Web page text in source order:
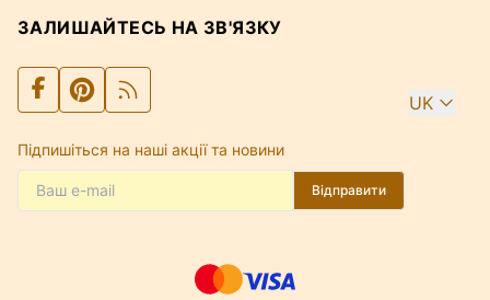
ЗАЛИШАЙТЕСЬ НА ЗВ'ЯЗКУ
UK
Підпишіться на наші акції та новини
Відправити